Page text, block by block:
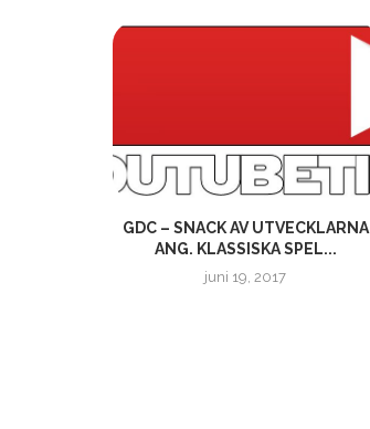
GDC – SNACK AV UTVECKLARNA
ANG. KLASSISKA SPEL...
juni 19, 2017